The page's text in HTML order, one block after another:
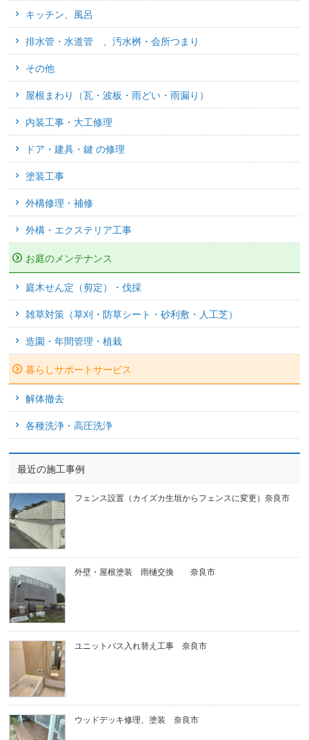
キッチン、風呂
排水管・水道管 、汚水桝・会所つまり
その他
屋根まわり（瓦・波板・雨どい・雨漏り）
内装工事・大工修理
ドア・建具・鍵 の修理
塗装工事
外構修理・補修
外構・エクステリア工事
お庭のメンテナンス
庭木せん定（剪定）・伐採
雑草対策（草刈・防草シート・砂利敷・人工芝）
造園・年間管理・植栽
暮らしサポートサービス
解体撤去
各種洗浄・高圧洗浄
最近の施工事例
フェンス設置（カイズカ生垣からフェンスに変更）奈良市
外壁・屋根塗装 雨樋交換 奈良市
ユニットバス入れ替え工事 奈良市
ウッドデッキ修理、塗装 奈良市